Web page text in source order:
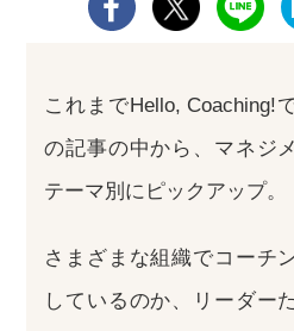
これまでHello, Coaching!
の記事の中から、マネジ
テーマ別にピックアップ。
さまざまな組織でコーチ
しているのか、リーダー